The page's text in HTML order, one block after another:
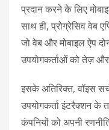
प्रदान करने के लिए
साथ ही, प्रोग्रेसिव वेब
जो वेब और मोबाइल ऐप
उपयोगकर्ताओं को तेज़
इसके अतिरिक्त, वॉइस
उपयोगकर्ता इंटरैक्शन के
कंपनियों को अपनी